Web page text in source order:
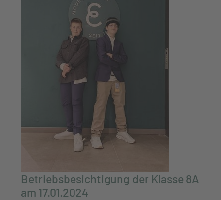
Betriebsbesichtigung der Klasse 8A
am 17.01.2024